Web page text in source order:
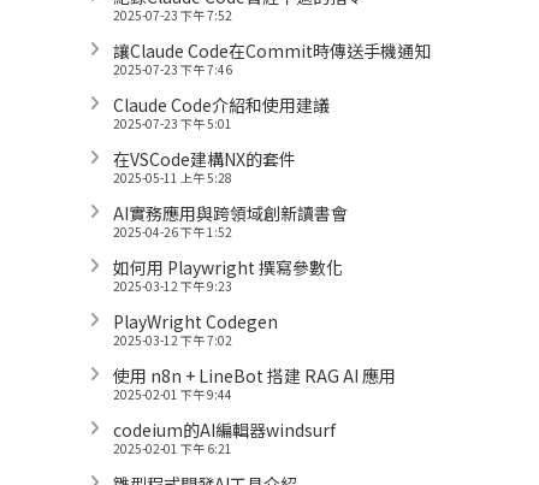
2025-07-23 下午 7:52
讓Claude Code在Commit時傳送手機通知
2025-07-23 下午 7:46
Claude Code介紹和使用建議
2025-07-23 下午 5:01
在VSCode建構NX的套件
2025-05-11 上午 5:28
AI實務應用與跨領域創新讀書會
2025-04-26 下午 1:52
如何用 Playwright 撰寫參數化
2025-03-12 下午 9:23
PlayWright Codegen
2025-03-12 下午 7:02
使用 n8n + LineBot 搭建 RAG AI 應用
2025-02-01 下午 9:44
codeium的AI編輯器windsurf
2025-02-01 下午 6:21